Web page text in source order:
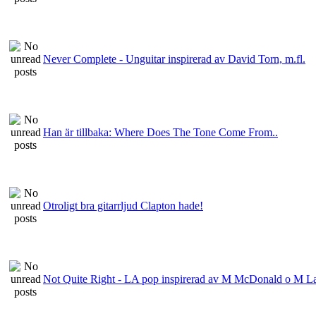
Never Complete - Unguitar inspirerad av David Torn, m.fl.
Han är tillbaka: Where Does The Tone Come From..
Otroligt bra gitarrljud Clapton hade!
Not Quite Right - LA pop inspirerad av M McDonald o M